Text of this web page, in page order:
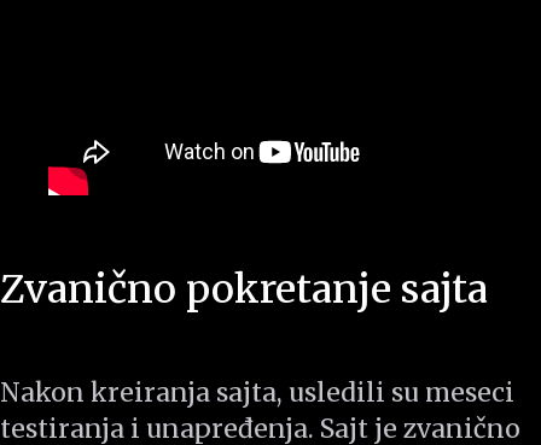
Zvanično pokretanje sajta
Nakon kreiranja sajta, usledili su meseci
testiranja i unapređenja. Sajt je zvanično